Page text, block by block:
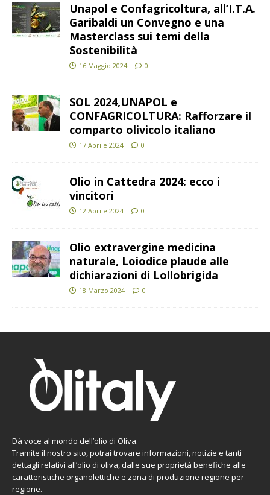
Unapol e Confagricoltura, all’I.T.A.
Garibaldi un Convegno e una
Masterclass sui temi della
Sostenibilità
16 Maggio 2024 0
SOL 2024,UNAPOL e
CONFAGRICOLTURA: Rafforzare il
comparto olivicolo italiano
17 Aprile 2024 0
Olio in Cattedra 2024: ecco i
vincitori
12 Aprile 2024 0
Olio extravergine medicina
naturale, Loiodice plaude alle
dichiarazioni di Lollobrigida
18 Marzo 2024 0
Dà voce al mondo dell’olio di Oliva.
Tramite il nostro sito, potrai trovare informazioni, notizie e tanti
dettagli relativi all’olio di oliva, dalle sue proprietà benefiche alle
caratteristiche organolettiche e zona di produzione regione per
regione.